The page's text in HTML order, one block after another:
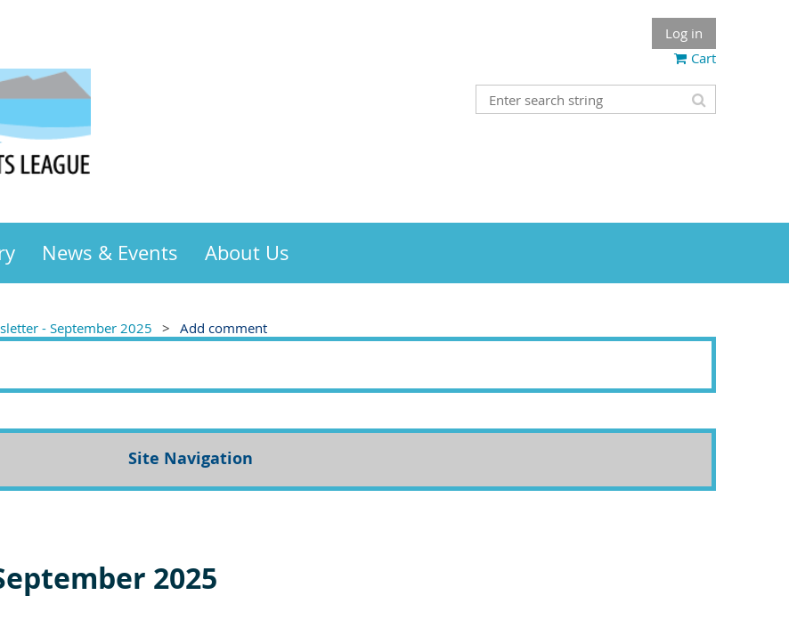
Log in
Cart
News & Events About Us
- September 2025 Add comment
Site Navigation
2025